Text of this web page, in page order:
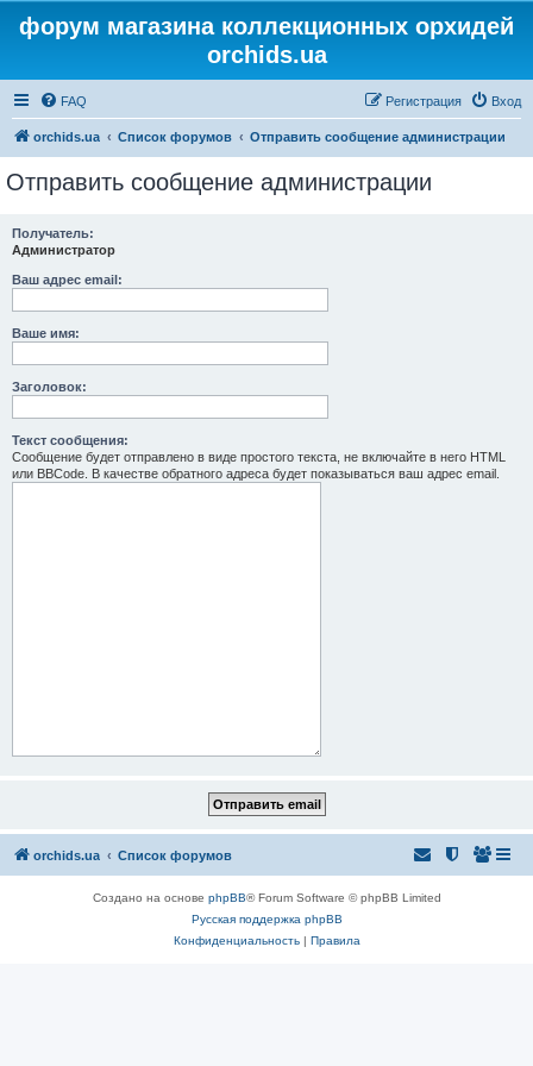
форум магазина коллекционных орхидей
orchids.ua
FAQ Вход
Регистрация
orchids.ua Список форумов Отправить сообщение администрации
Отправить сообщение администрации
Получатель:
Администратор
Ваш адрес email:
Ваше имя:
Заголовок:
Текст сообщения:
Сообщение будет отправлено в виде простого текста, не включайте в него HTML
или BBCode. В качестве обратного адреса будет показываться ваш адрес email.
orchids.ua Список форумов
Создано на основе phpBB® Forum Software © phpBB Limited
Русская поддержка phpBB
Конфиденциальность| Правила